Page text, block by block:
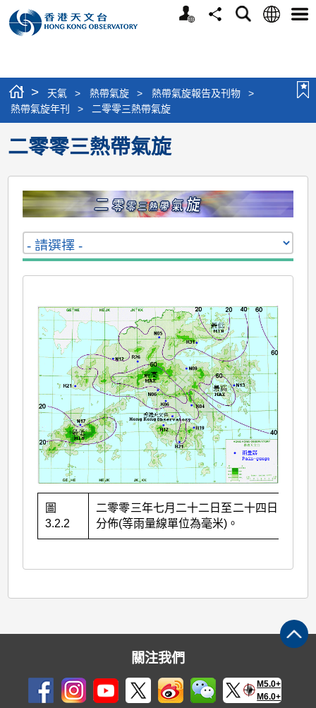
個
分
搜
語
選
> 天氣 > 熱帶氣旋 > 熱帶氣旋報告及刊物
>
熱帶氣旋年刊
> 二零零三熱帶氣旋
二零零三熱帶氣旋
圖
3.2.2
二零零三年七月二十二日至二十四日的雨量
分佈(等雨量線單位為毫米)。
關注我們
M5.0+
M6.0+